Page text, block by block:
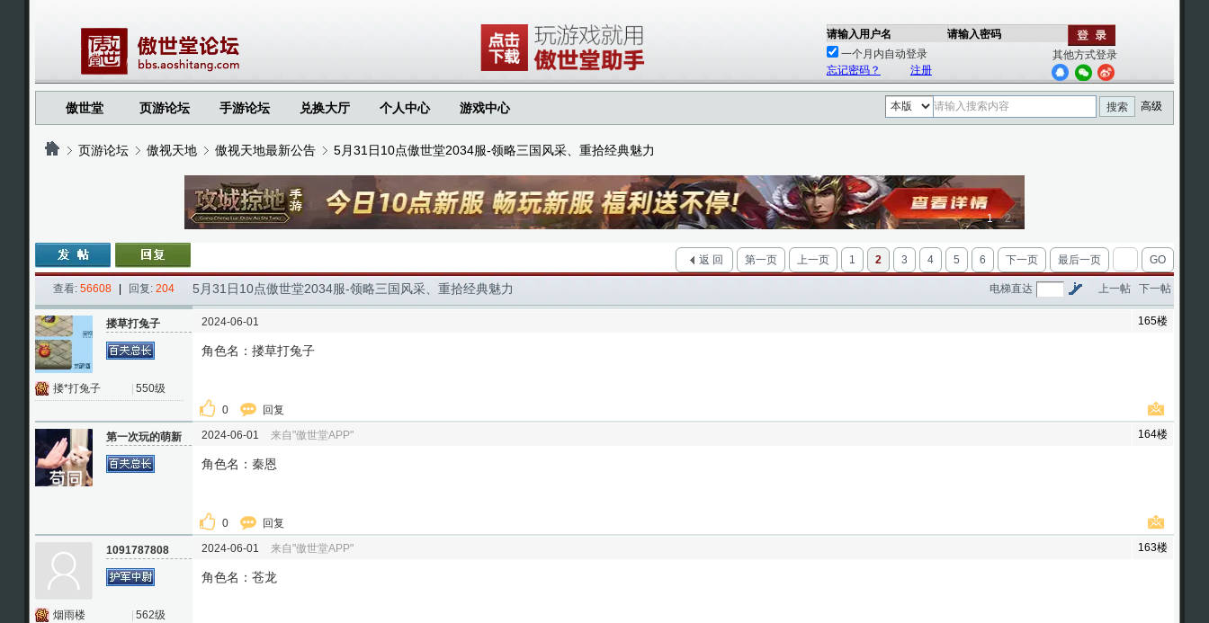
请输入用户名
请输入密码
一个月内自动登录
忘记密码？
注册
其他方式登录
傲世堂 页游论坛 手游论坛 兑换大厅 个人中心 游戏中心 搜索 高级
页游论坛 傲视天地
›
傲视天地最新公告 5月31日10点傲世堂2034服-领略三国风采、重拾经典魅力
1 2
第一页 上一页 1 2 3 4 5 6 下一页 最后一页 GO
返 回
查看: 56608 回复: 204 5月31日10点傲世堂2034服-领略三国风采、重拾经典魅力 上一帖 下一帖
电梯直达
搂草打兔子
搂*打兔子 550级
165楼
2024-06-01
角色名：搂草打兔子
0 回复
第一次玩的萌新 164楼
2024-06-01 来自"傲世堂APP"
角色名：秦恩
0 回复
1091787808
烟雨楼 562级
163楼
2024-06-01 来自"傲世堂APP"
角色名：苍龙